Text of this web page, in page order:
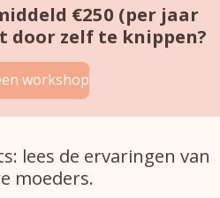
€250 (per jaar
door zelf te knippen?
workshop
lees de ervaringen van
moeders.